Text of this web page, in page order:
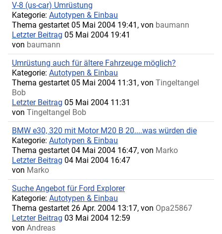
V-8 (us-car) Umrüstung
Kategorie: Autotypen & Einbau
Thema gestartet 05 Mai 2004 19:41, von baumann
Letzter Beitrag 05 Mai 2004 19:41
von baumann
Umrüstung auch für ältere Fahrzeuge möglich?
Kategorie: Autotypen & Einbau
Thema gestartet 05 Mai 2004 11:31, von Tingeltangel
Bob
Letzter Beitrag 05 Mai 2004 11:31
von Tingeltangel Bob
BMW e30, 320 mit Motor M20 B 20....was würden die
Kategorie: Autotypen & Einbau
Thema gestartet 04 Mai 2004 16:47, von Marko
Letzter Beitrag 04 Mai 2004 16:47
von Marko
Suche Angebot für Ford Explorer
Kategorie: Autotypen & Einbau
Thema gestartet 26 Apr. 2004 13:17, von Opa25867
Letzter Beitrag 03 Mai 2004 12:59
von Andreas